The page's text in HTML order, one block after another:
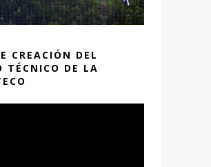
CREACIÓN DEL
TÉCNICO DE LA